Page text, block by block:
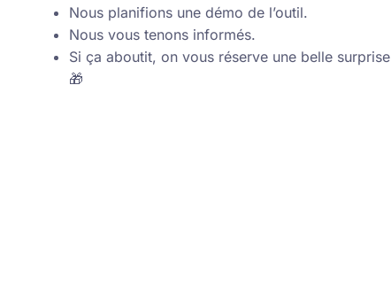
Nous planifions une démo de l’outil.
Nous vous tenons informés.
Si ça aboutit, on vous réserve une belle surprise
🎁